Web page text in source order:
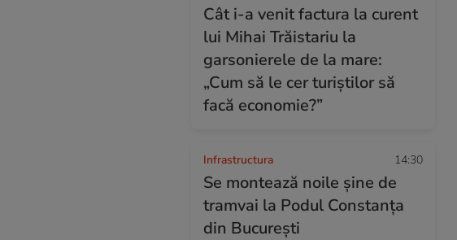
Cât i-a venit factura la curent
lui Mihai Trăistariu la
garsonierele de la mare:
„Cum să le cer turiștilor să
facă economie?”
Infrastructura 14:30
Se montează noile șine de
tramvai la Podul Constanța
din București